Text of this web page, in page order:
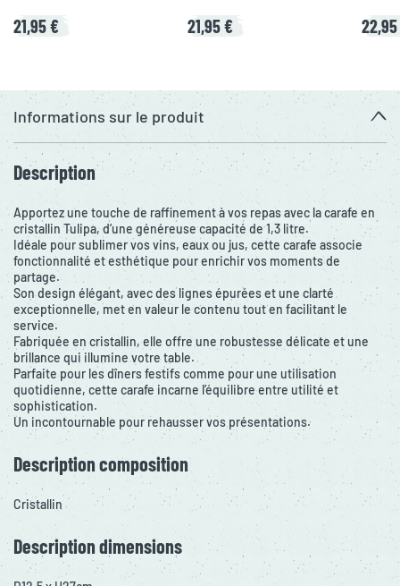
21,95 € 21,95 €
Informations sur le produit
Description
Apportez une touche de raffinement à vos repas avec la carafe en
cristallin Tulipa, d’une généreuse capacité de 1,3 litre.
Idéale pour sublimer vos vins, eaux ou jus, cette carafe associe
fonctionnalité et esthétique pour enrichir vos moments de
partage.
Son design élégant, avec des lignes épurées et une clarté
exceptionnelle, met en valeur le contenu tout en facilitant le
service.
Fabriquée en cristallin, elle offre une robustesse délicate et une
brillance qui illumine votre table.
Parfaite pour les dîners festifs comme pour une utilisation
quotidienne, cette carafe incarne l’équilibre entre utilité et
sophistication.
Un incontournable pour rehausser vos présentations.
Description composition
Cristallin
Description dimensions